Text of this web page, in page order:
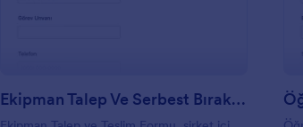
Ekipman Talep Ve Serbest Bırakma Formu